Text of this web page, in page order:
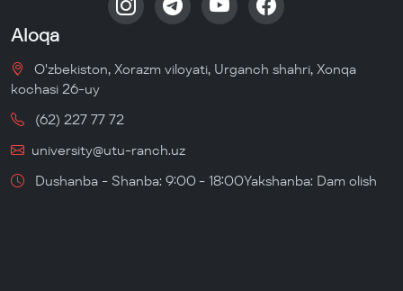
Aloqa
O'zbekiston, Xorazm viloyati, Urganch shahri, Xonqa
kochasi 26-uy
(62) 227 77 72
university@utu-ranch.uz
Dushanba - Shanba: 9:00 - 18:00Yakshanba: Dam olish